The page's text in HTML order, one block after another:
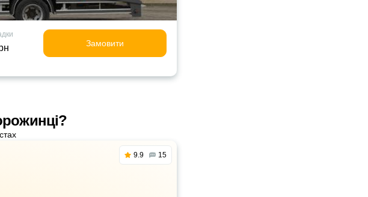
Замовити
9.9 15